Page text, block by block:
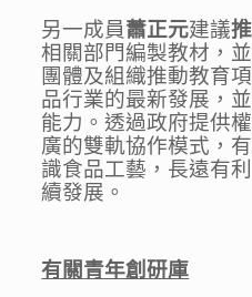
另一成員蕭正元建議
相關部門編製教材，
團體及組織推動教育
品行業的最新發展，
能力。透過政府提供
廣的雙軌協作模式，
識食品工藝，長遠有
續發展。
有關青年創研庫